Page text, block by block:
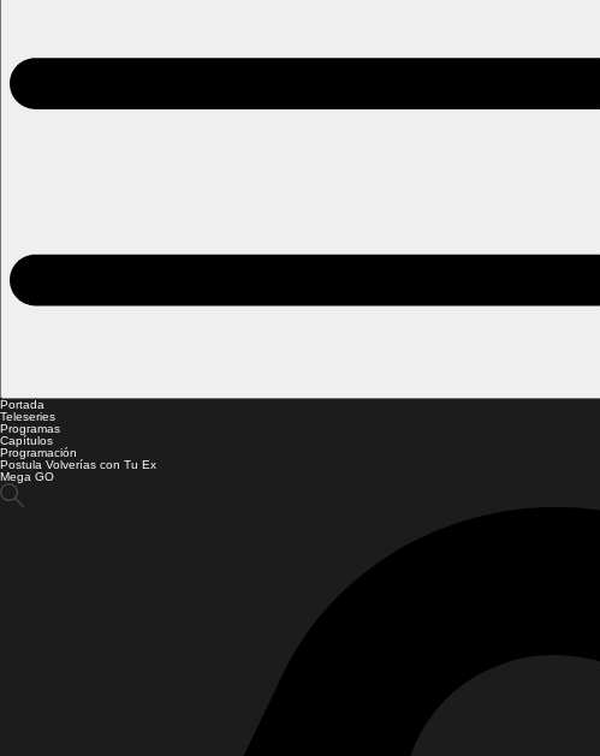
Portada
Teleseries
Programas
Capítulos
Programación
Postula Volverías con Tu Ex
Mega GO